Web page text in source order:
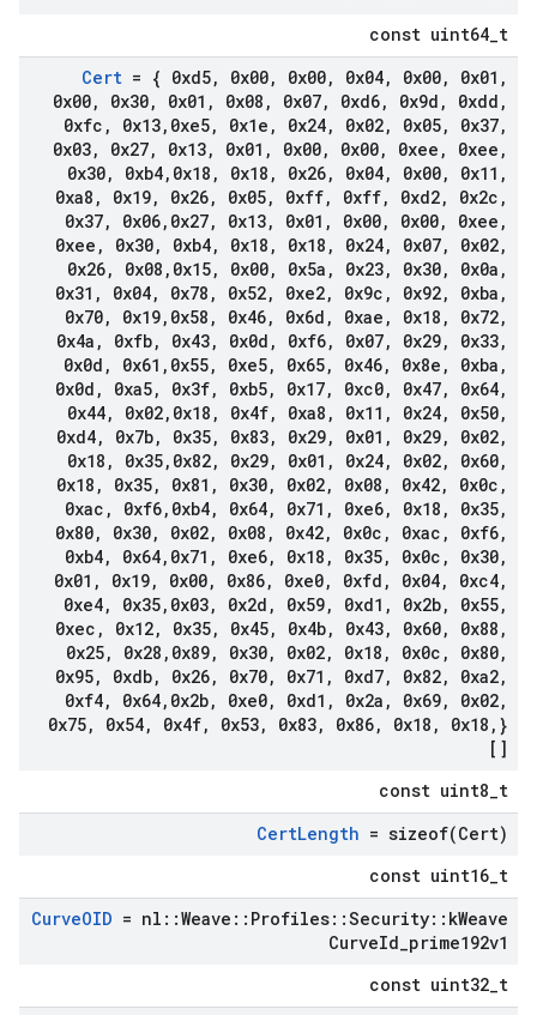
const uint64_t
Cert = { 0xd5, 0x00, 0x00, 0x04, 0x00, 0x01 ,
0x00, 0x30, 0x01 , 0x08 , 0x07, 0xd6, 0x9d , 0xdd ,
0xfc , 0x13, 0xe5, 0x1e , 0x24, 0x02, 0x05, 0x37,
0x03, 0x27, 0x13, 0x01 , 0x00, 0x00, 0xee , 0xee ,
0x30, 0xb4, 0x18 , 0x18 , 0x26, 0x04, 0x00, 0x11 ,
0xa8 , 0x19, 0x26, 0x05, 0xff, 0xff, 0xd2, 0x2c ,
0x37, 0x06, 0x27, 0x13, 0x01 , 0x00, 0x00, 0xee ,
0xee , 0x30, 0xb4, 0x18 , 0x18 , 0x24, 0x07, 0x02,
0x26, 0x08 , 0x15, 0x00, 0x5a , 0x23, 0x30, 0x0a ,
0x31 , 0x04, 0x78 , 0x52, 0xe2, 0x9c , 0x92, 0xba ,
0x70, 0x19, 0x58 , 0x46, 0x6d , 0xae , 0x18 , 0x72,
0x4a , 0xfb, 0x43, 0x0d , 0xf6, 0x07, 0x29, 0x33,
0x0d , 0x61 , 0x55, 0xe5, 0x65, 0x46, 0x8e , 0xba ,
0x0d , 0xa5, 0x3f, 0xb5, 0x17, 0xc0, 0x47, 0x64,
0x44, 0x02, 0x18 , 0x4f, 0xa8 , 0x11 , 0x24, 0x50,
0xd4, 0x7b, 0x35, 0x83, 0x29, 0x01 , 0x29, 0x02,
0x18 , 0x35, 0x82, 0x29, 0x01 , 0x24, 0x02, 0x60,
0x18 , 0x35, 0x81 , 0x30, 0x02, 0x08 , 0x42, 0x0c ,
0xac , 0xf6, 0xb4, 0x64, 0x71 , 0xe6, 0x18 , 0x35,
0x80, 0x30, 0x02, 0x08 , 0x42, 0x0c , 0xac , 0xf6,
0xb4, 0x64, 0x71 , 0xe6, 0x18 , 0x35, 0x0c , 0x30,
0x01 , 0x19, 0x00, 0x86, 0xe0, 0xfd , 0x04, 0xc4,
0xe4, 0x35, 0x03, 0x2d , 0x59, 0xd1 , 0x2b, 0x55,
0xec , 0x12, 0x35, 0x45, 0x4b, 0x43, 0x60, 0x88 ,
0x25, 0x28 , 0x89, 0x30, 0x02, 0x18 , 0x0c , 0x80,
0x95, 0xdb, 0x26, 0x70, 0x71 , 0xd7, 0x82, 0xa2,
0xf4, 0x64, 0x2b, 0xe0, 0xd1 , 0x2a , 0x69, 0x02,
0x75, 0x54, 0x4f, 0x53, 0x83, 0x86, 0x18 , 0x18 , }
[]
const uint8_t
CertLength = sizeof(Cert)
const uint16_t
CurveOID = nl ::Weave :: Profiles::Security:: kWeave
CurveId prime192v1
const uint32_t